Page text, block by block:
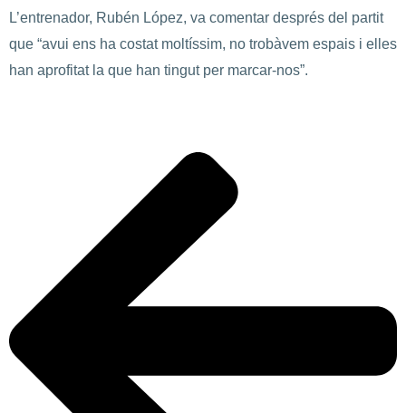
L’entrenador, Rubén López, va comentar després del partit
que “avui ens ha costat moltíssim, no trobàvem espais i elles
han aprofitat la que han tingut per marcar-nos”.